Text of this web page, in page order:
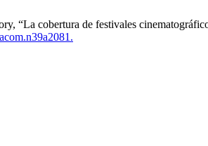
cobertura de festivales